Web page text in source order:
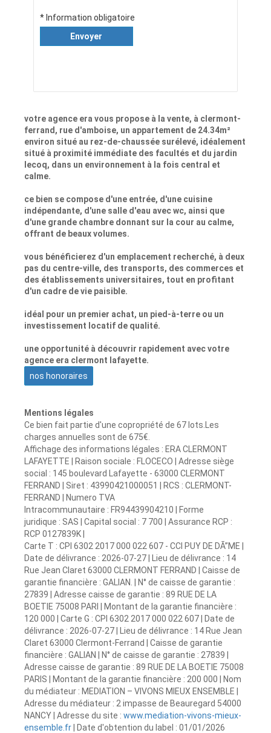
* Information obligatoire
Envoyer
votre agence era vous propose à la vente, à clermont-
ferrand, rue d'amboise, un appartement de 24.34m²
environ situé au rez-de-chaussée surélevé, idéalement
situé à proximité immédiate des facultés et du jardin
lecoq, dans un environnement à la fois central et
calme.
ce bien se compose d'une entrée, d'une cuisine
indépendante, d'une salle d'eau avec wc, ainsi que
d'une grande chambre donnant sur la cour au calme,
offrant de beaux volumes.
vous bénéficierez d'un emplacement recherché, à deux
pas du centre-ville, des transports, des commerces et
des établissements universitaires, tout en profitant
d'un cadre de vie paisible.
idéal pour un premier achat, un pied-à-terre ou un
investissement locatif de qualité.
une opportunité à découvrir rapidement avec votre
agence era clermont lafayette.
nos honoraires
Mentions légales
Ce bien fait partie d'une copropriété de 67 lots.Les
charges annuelles sont de 675€.
Affichage des informations légales : ERA CLERMONT
LAFAYETTE | Raison sociale : FLOCECO | Adresse siège
social : 145 boulevard Lafayette - 63000 CLERMONT
FERRAND | Siret : 43990421000051 | RCS : CLERMONT-
FERRAND | Numero TVA
Intracommunautaire : FR94439904210 | Forme
juridique : SAS | Capital social : 7 700 | Assurance RCP :
RCP 0127839K |
Carte T : CPI 6302 2017 000 022 607 - CCI PUY DE DÃ”ME |
Date de délivrance : 2026-07-27 | Lieu de délivrance : 14
Rue Jean Claret 63000 CLERMONT FERRAND | Caisse de
garantie financière : GALIAN. | N° de caisse de garantie :
27839 | Adresse caisse de garantie : 89 RUE DE LA
BOETIE 75008 PARI | Montant de la garantie financière :
120 000 | Carte G : CPI 6302 2017 000 022 607 | Date de
délivrance : 2026-07-27 | Lieu de délivrance : 14 Rue Jean
Claret 63000 Clermont-Ferrand | Caisse de garantie
financière : GALIAN | N° de caisse de garantie : 27839 |
Adresse caisse de garantie : 89 RUE DE LA BOETIE 75008
PARIS | Montant de la garantie financière : 200 000 | Nom
du médiateur : MEDIATION – VIVONS MIEUX ENSEMBLE |
Adresse du médiateur : 2 impasse de Beauregard 54000
NANCY | Adresse du site : www.mediation-vivons-mieux-
ensemble.fr | Date d'obtention du label : 01/01/2026